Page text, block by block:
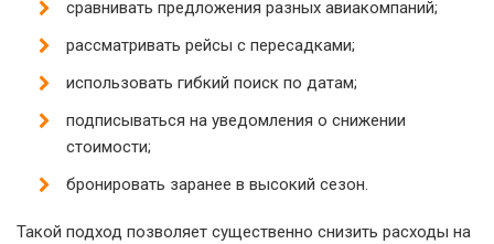
сравнивать предложения разных авиакомпаний;
рассматривать рейсы с пересадками;
использовать гибкий поиск по датам;
подписываться на уведомления о снижении
стоимости;
бронировать заранее в высокий сезон.
Такой подход позволяет существенно снизить расходы на